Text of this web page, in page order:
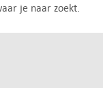
je naar zoekt.